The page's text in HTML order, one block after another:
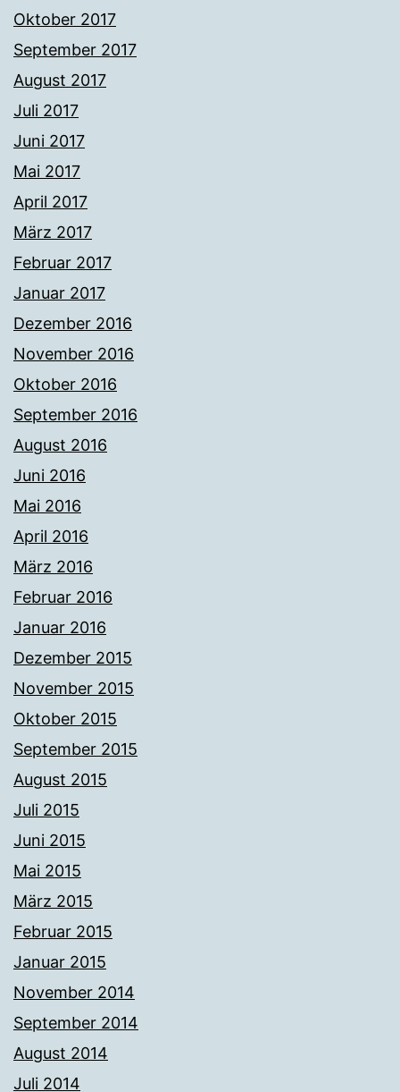
Oktober 2017
September 2017
August 2017
Juli 2017
Juni 2017
Mai 2017
April 2017
März 2017
Februar 2017
Januar 2017
Dezember 2016
November 2016
Oktober 2016
September 2016
August 2016
Juni 2016
Mai 2016
April 2016
März 2016
Februar 2016
Januar 2016
Dezember 2015
November 2015
Oktober 2015
September 2015
August 2015
Juli 2015
Juni 2015
Mai 2015
März 2015
Februar 2015
Januar 2015
November 2014
September 2014
August 2014
Juli 2014